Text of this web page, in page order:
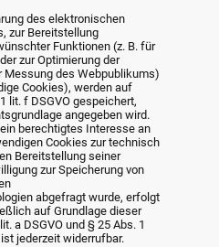
des elektronischen
zur Bereitstellung
Funktionen (z. B. für
zur Optimierung der
Messung des Webpublikums)
Cookies), werden auf
lit. f DSGVO gespeichert,
angegeben wird.
berechtigtes Interesse an
Cookies zur technisch
Bereitstellung seiner
zur Speicherung von
abgefragt wurde, erfolgt
auf Grundlage dieser
a DSGVO und § 25 Abs. 1
jederzeit widerrufbar.